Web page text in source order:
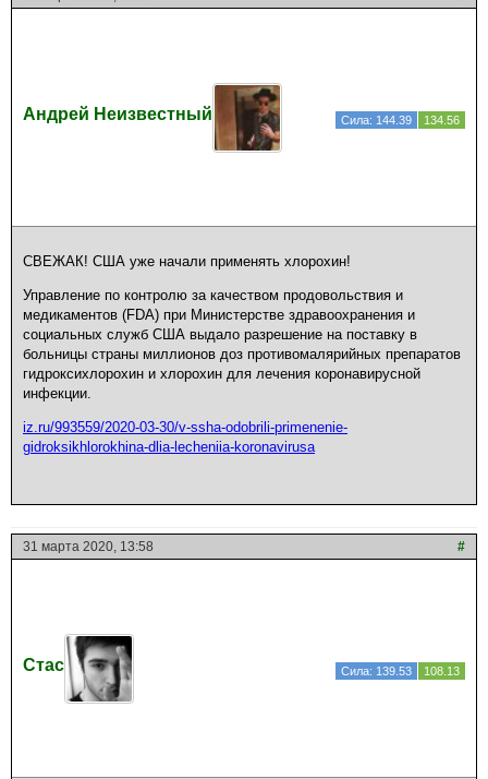
Андрей Неизвестный Сила: 144.39 134.56
СВЕЖАК! США уже начали применять хлорохин!
Управление по контролю за качеством продовольствия и
медикаментов (FDA) при Министерстве здравоохранения и
социальных служб США выдало разрешение на поставку в
больницы страны миллионов доз противомалярийных препаратов
гидроксихлорохин и хлорохин для лечения коронавирусной
инфекции.
iz.ru/993559/2020-03-30/v-ssha-odobrili-primenenie-
gidroksikhlorokhina-dlia-lecheniia-koronavirusa
31 марта 2020, 13:58 #
Стас Сила: 139.53 108.13